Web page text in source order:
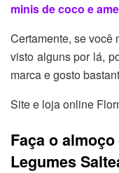
minis de coco e
Certamente, se você
visto alguns por lá,
marca e gosto
Site e loja online
Faça o
Legumes